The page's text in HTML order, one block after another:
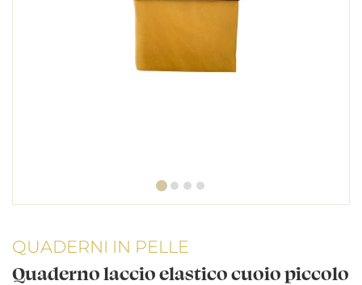
QUADERNI IN PELLE
Quaderno laccio elastico cuoio piccolo